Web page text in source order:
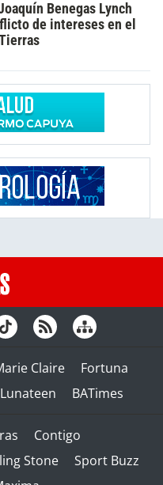
Benegas Lynch
de intereses en el
Claire
Fortuna
Lunateen BATimes
Contigo
Stone
Sport Buzz